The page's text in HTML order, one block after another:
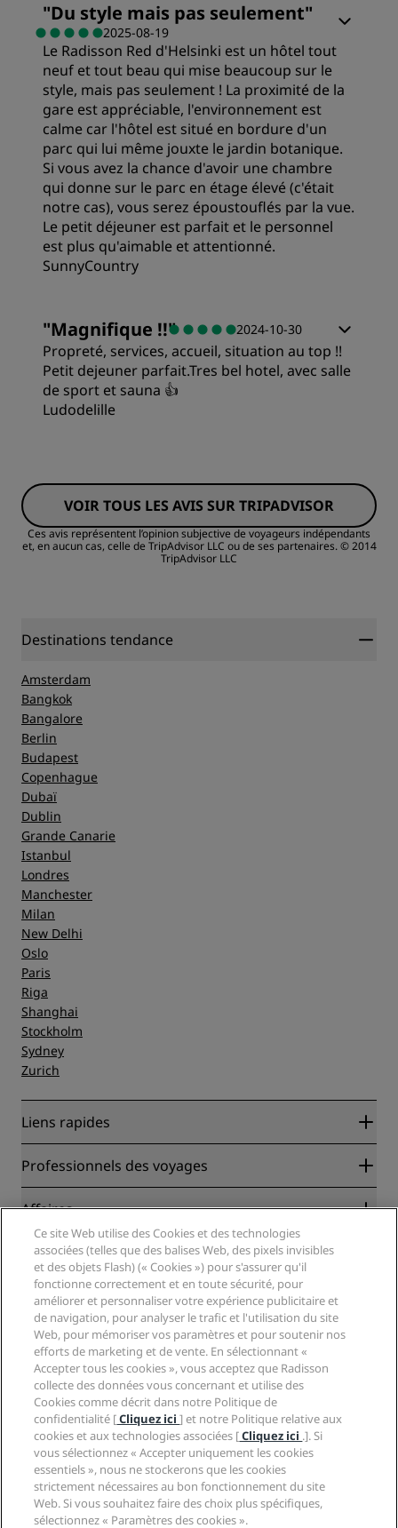
Qualité/prix
Literie
Emplacement
Propreté
Service
"Du style mais pas seulement"
2025-08-19
Le Radisson Red d'Helsinki est un hôtel tout
neuf et tout beau qui mise beaucoup sur le
style, mais pas seulement ! La proximité de la
gare est appréciable, l'environnement est
calme car l'hôtel est situé en bordure d'un
parc qui lui même jouxte le jardin botanique.
Si vous avez la chance d'avoir une chambre
qui donne sur le parc en étage élevé (c'était
notre cas), vous serez époustouflés par la vue.
Le petit déjeuner est parfait et le personnel
est plus qu'aimable et attentionné.
SunnyCountry
Qualité/prix
Emplacement
Propreté
"Magnifique !!" 2024-10-30
Propreté, services, accueil, situation au top !!
Petit dejeuner parfait.Tres bel hotel, avec salle
de sport et sauna 👍
Ludodelille
Qualité/prix
Propreté
Service
VOIR TOUS LES AVIS SUR TRIPADVISOR
Ces avis représentent l’opinion subjective de voyageurs indépendants
et, en aucun cas, celle de TripAdvisor LLC ou de ses partenaires. © 2014
TripAdvisor LLC
Destinations tendance
Amsterdam
Bangkok
Bangalore
Berlin
Budapest
Copenhague
Dubaï
Dublin
Grande Canarie
Istanbul
Londres
Manchester
Milan
New Delhi
Oslo
Paris
Riga
Shanghai
Stockholm
Sydney
Zurich
Liens rapides
Radisson Rewards
Blog
Nouveaux et futurs hôtels
Application Radisson Hotels
Hôtels adaptés aux sportifs
Hôtels adaptés aux Familles
Santé et sécurité
Professionnels des voyages
Partenaires
Agents de voyages
Affaires
Radisson Hotel Group
Médias
Carrières RHG
Carrières PPHE
Carrières EHL
The Club by RHG
Opportunités de développement
Entreprise responsable
Approvisionnement
Légal
Centre de confidentialité
Mentions légales
Conditions générales Radisson Rewards
Contrat d’utilisation du site
Accessibilité numérique
Déclaration sur l’esclavage moderne
Aide
Avis aux consommateurs
Contact
FAQ
Plan du site
Médias sociaux
Marques Radisson Hotels
Ce site Web utilise des Cookies et des technologies
associées (telles que des balises Web, des pixels invisibles
et des objets Flash) (« Cookies ») pour s'assurer qu'il
fonctionne correctement et en toute sécurité, pour
améliorer et personnaliser votre expérience publicitaire et
de navigation, pour analyser le trafic et l'utilisation du site
Web, pour mémoriser vos paramètres et pour soutenir nos
efforts de marketing et de vente. En sélectionnant «
Accepter tous les cookies », vous acceptez que Radisson
collecte des données vous concernant et utilise des
Cookies comme décrit dans notre Politique de
confidentialité [Cliquez ici] et notre Politique relative aux
cookies et aux technologies associées [Cliquez ici .]. Si
vous sélectionnez « Accepter uniquement les cookies
essentiels », nous ne stockerons que les cookies
strictement nécessaires au bon fonctionnement du site
Web. Si vous souhaitez faire des choix plus spécifiques,
sélectionnez « Paramètres des cookies ».